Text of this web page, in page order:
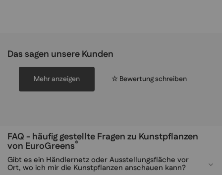
Das sagen unsere Kunden
Mehr anzeigen ☆ Bewertung schreiben
FAQ - häufig gestellte Fragen zu Kunstpflanzen
von EuroGreens®
Gibt es ein Händlernetz oder Ausstellungsfläche vor
Ort, wo ich mir die Kunstpflanzen anschauen kann?